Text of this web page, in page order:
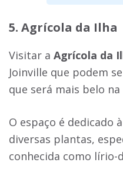
5. Agrícola da Ilha
Visitar a Agrícola da
Joinville que podem
que será mais belo
O espaço é dedicado
diversas plantas,
conhecida como lírio-